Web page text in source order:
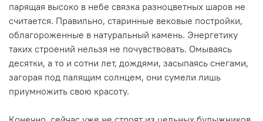
парящая высоко в небе связка разноцветных шаров не
считается. Правильно, старинные вековые постройки,
облагороженные в натуральный камень. Энергетику
таких строений нельзя не почувствовать. Омываясь
десятки, а то и сотни лет, дождями, засыпаясь снегами,
загорая под палящим солнцем, они сумели лишь
приумножить свою красоту.